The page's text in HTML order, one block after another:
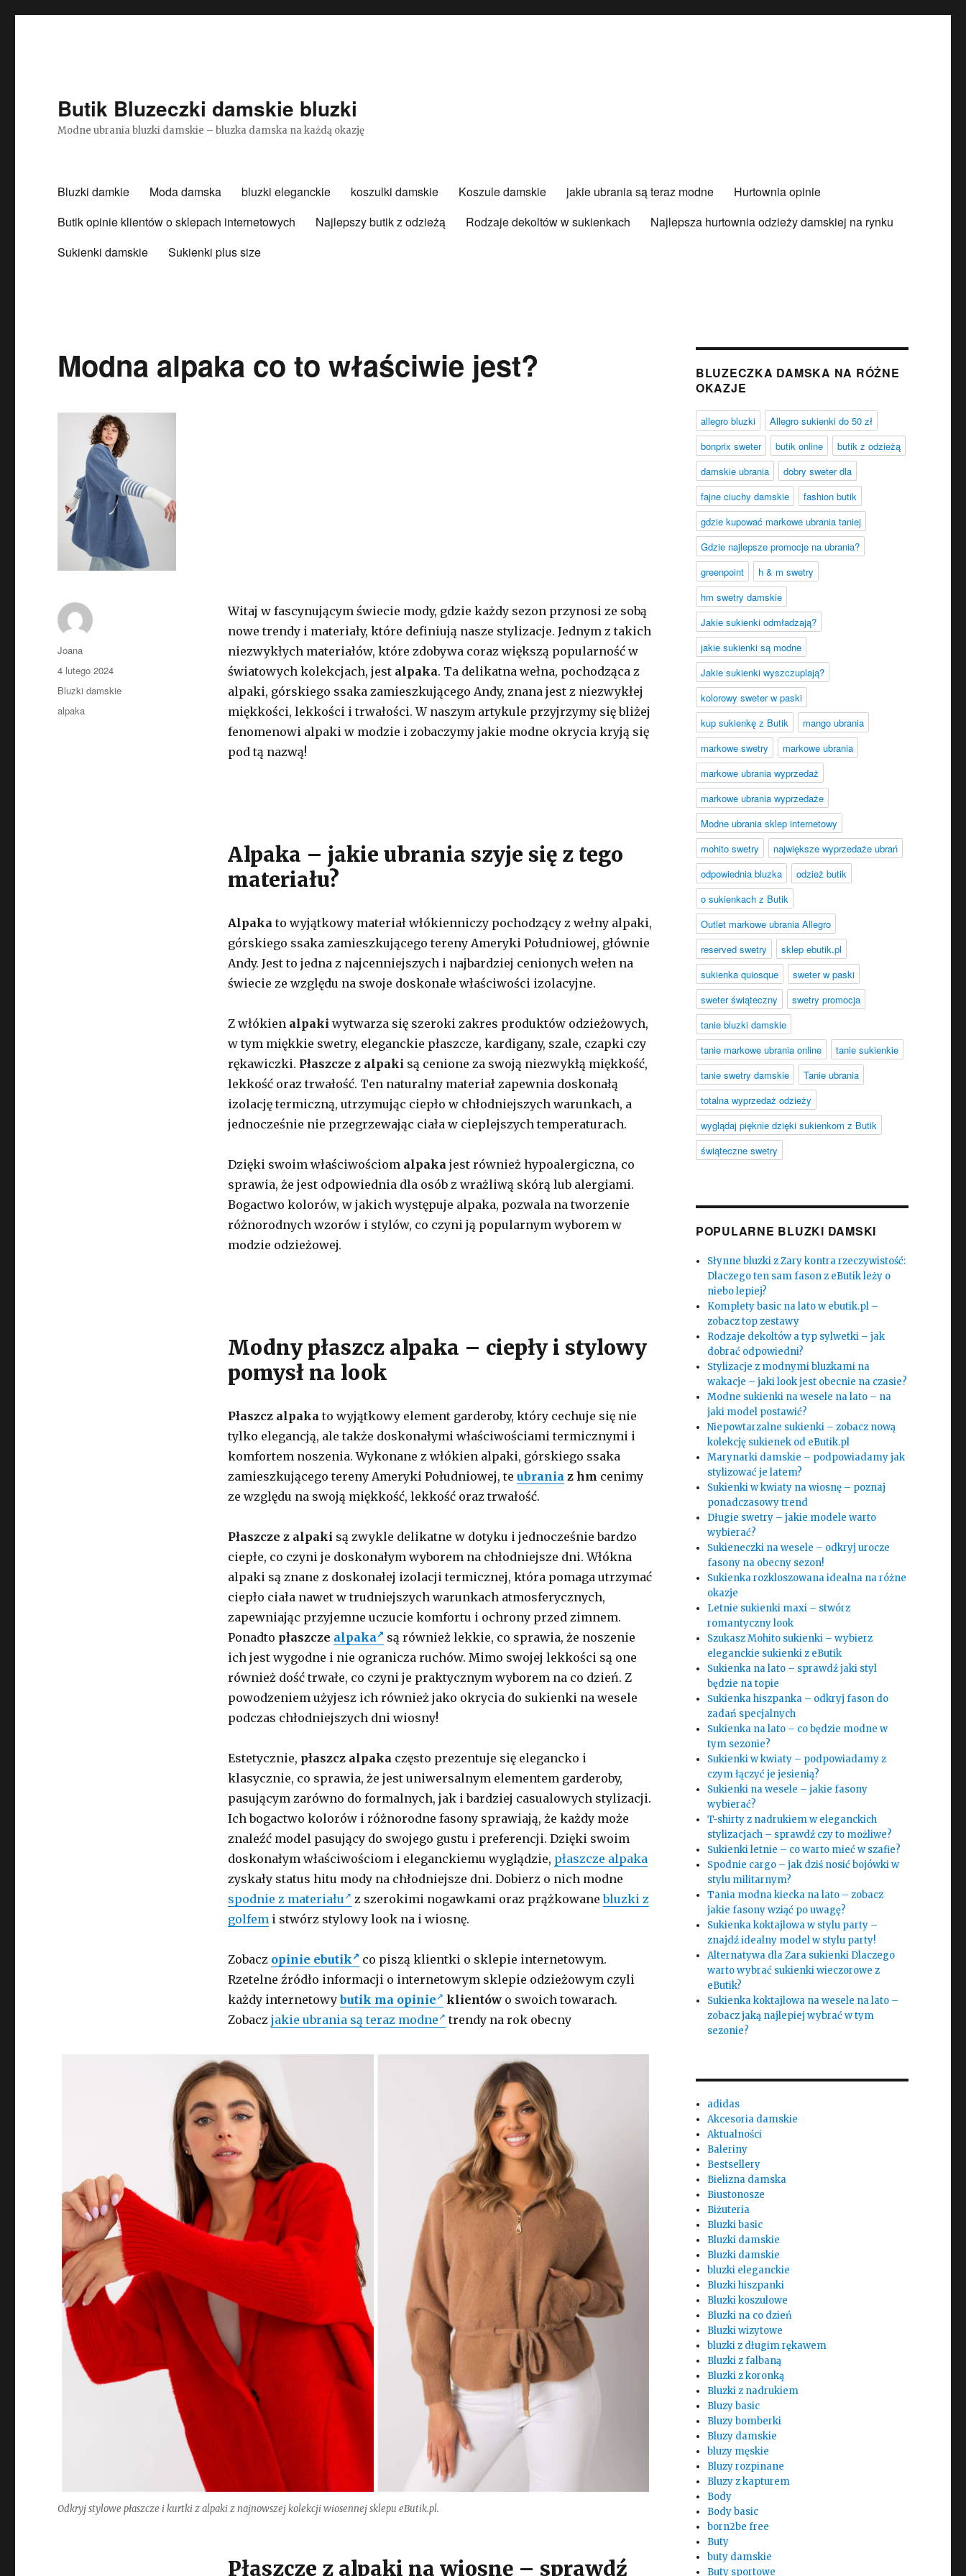
Butik Bluzeczki damskie bluzki
Modne ubrania bluzki damskie – bluzka damska na każdą okazję
Bluzki damkie Moda damska bluzki eleganckie koszulki damskie Koszule damskie jakie ubrania są teraz modne
Hurtownia opinie
Butik opinie klientów o sklepach internetowych
Najlepszy butik z odzieżą Rodzaje dekoltów w sukienkach
Najlepsza hurtownia odzieży damskiej na rynku
Sukienki damskie
Sukienki plus size
Modna alpaka co to właściwie jest?
Witaj w fascynującym świecie mody, gdzie każdy sezon przynosi ze sobą
nowe trendy i materiały, które definiują nasze stylizacje. Jednym z takich
niezwykłych materiałów, które zdobywa coraz większą popularność w
światowych kolekcjach, jest alpaka. Ta delikatna wełna, pochodząca z
alpaki, górskiego ssaka zamieszkującego Andy, znana jest z niezwykłej
miękkości, lekkości i trwałości. W naszym artykule przyjrzymy się bliżej
fenomenowi alpaki w modzie i zobaczymy jakie modne okrycia kryją się
pod tą nazwą!
Alpaka – jakie ubrania szyje się z tego
materiału?
Alpakato wyjątkowy materiał włókienniczy pochodzący z wełny alpaki,
górskiego ssaka zamieszkującego tereny Ameryki Południowej, głównie
Andy. Jest to jedna z najcenniejszych i najbardziej cenionych wełen na
świecie ze względu na swoje doskonałe właściwości izolacyjne.
Z włókien alpaki wytwarza się szeroki zakres produktów odzieżowych,
w tym miękkie swetry, eleganckie płaszcze, kardigany, szale, czapki czy
rękawiczki. Płaszcze z alpaki są cenione za swoją niezwykłą miękkość,
lekkość oraz trwałość. Ten naturalny materiał zapewnia doskonałą
izolację termiczną, utrzymując ciepło w chłodniejszych warunkach, a
jednocześnie nie przegrzewając ciała w cieplejszych temperaturach.
Dzięki swoim właściwościom alpakajest również hypoalergiczna, co
sprawia, że ​​jest odpowiednia dla osób z wrażliwą skórą lub alergiami.
Bogactwo kolorów, w jakich występuje alpaka, pozwala na tworzenie
różnorodnych wzorów i stylów, co czyni ją popularnym wyborem w
modzie odzieżowej.
Modny płaszcz alpaka – ciepły i stylowy
pomysł na look
Płaszcz alpakato wyjątkowy element garderoby, który cechuje się nie
tylko elegancją, ale także doskonałymi właściwościami termicznymi i
komfortem noszenia. Wykonane z włókien alpaki, górskiego ssaka
zamieszkującego tereny Ameryki Południowej, te ubraniaz hm cenimy
ze względu na swoją miękkość, lekkość oraz trwałość.
Płaszcze z alpaki są zwykle delikatne w dotyku i jednocześnie bardzo
ciepłe, co czyni je doskonałym wyborem na chłodniejsze dni. Włókna
alpaki są znane z doskonałej izolacji termicznej, która pomaga utrzymać
ciepło ciała nawet w trudniejszych warunkach atmosferycznych,
zapewniając przyjemne uczucie komfortu i ochrony przed zimnem.
Ponadto płaszcze alpaka
są również lekkie, co sprawia, że noszenie
ich jest wygodne i nie ogranicza ruchów. Mimo swojej lekkości są one
również dość trwałe, co czyni je praktycznym wyborem na co dzień. Z
powodzeniem użyjesz ich również jako okrycia do sukienki na wesele
podczas chłodniejszych dni wiosny!
Estetycznie, płaszcz alpakaczęsto prezentuje się elegancko i
klasycznie, co sprawia, że ​​jest uniwersalnym elementem garderoby,
pasującym zarówno do formalnych, jak i bardziej casualowych stylizacji.
Ich bogactwo kolorów i różnorodne fasony sprawiają, że każdy może
znaleźć model pasujący do swojego gustu i preferencji. Dzięki swoim
doskonałym właściwościom i eleganckiemu wyglądzie, płaszcze alpaka
zyskały status hitu mody na chłodniejsze dni. Dobierz o nich modne
spodnie z materiału
z szerokimi nogawkami oraz prążkowanebluzki z
golfemi stwórz stylowy look na i wiosnę.
Zobacz opinie ebutik
co piszą klientki o sklepie internetowym.
Rzetelne źródło informacji o internetowym sklepie odzieżowym czyli
każdy internetowybutik ma opinie klientówo swoich towarach.
Zobacz jakie ubrania są teraz modne trendy na rok obecny
Odkryj stylowe płaszcze i kurtki z alpaki z najnowszej kolekcji wiosennej sklepu eButik.pl.
Płaszcze z alpaki na wiosnę – sprawdź
Autor
Joana
Opublikowano
4 lutego 2024
Kategorie
Bluzki damskie
Tagi
alpaka
BLUZECZKA DAMSKA NA RÓŻNE
OKAZJE
allegro bluzki
Allegro sukienki do 50 zł
bonprix sweter
butik online
butik z odzieżą
damskie ubrania
dobry sweter dla
fajne ciuchy damskie
fashion butik
gdzie kupować markowe ubrania taniej
Gdzie najlepsze promocje na ubrania?
greenpoint
h & m swetry
hm swetry damskie
Jakie sukienki odmładzają?
jakie sukienki są modne
Jakie sukienki wyszczuplają?
kolorowy sweter w paski
kup sukienkę z Butik
mango ubrania
markowe swetry
markowe ubrania
markowe ubrania wyprzedaż
markowe ubrania wyprzedaże
Modne ubrania sklep internetowy
mohito swetry
największe wyprzedaże ubrań
odpowiednia bluzka
odzież butik
o sukienkach z Butik
Outlet markowe ubrania Allegro
reserved swetry
sklep ebutik.pl
sukienka quiosque
sweter w paski
sweter świąteczny
swetry promocja
tanie bluzki damskie
tanie markowe ubrania online
tanie sukienkie
tanie swetry damskie
Tanie ubrania
totalna wyprzedaż odzieży
wyglądaj pięknie dzięki sukienkom z Butik
świąteczne swetry
POPULARNE BLUZKI DAMSKI
Słynne bluzki z Zary kontra rzeczywistość:
Dlaczego ten sam fason z eButik leży o
niebo lepiej?
Komplety basic na lato w ebutik.pl –
zobacz top zestawy
Rodzaje dekoltów a typ sylwetki – jak
dobrać odpowiedni?
Stylizacje z modnymi bluzkami na
wakacje – jaki look jest obecnie na czasie?
Modne sukienki na wesele na lato – na
jaki model postawić?
Niepowtarzalne sukienki – zobacz nową
kolekcję sukienek od eButik.pl
Marynarki damskie – podpowiadamy jak
stylizować je latem?
Sukienki w kwiaty na wiosnę – poznaj
ponadczasowy trend
Długie swetry – jakie modele warto
wybierać?
Sukieneczki na wesele – odkryj urocze
fasony na obecny sezon!
Sukienka rozkloszowana idealna na różne
okazje
Letnie sukienki maxi – stwórz
romantyczny look
Szukasz Mohito sukienki – wybierz
eleganckie sukienki z eButik
Sukienka na lato – sprawdź jaki styl
będzie na topie
Sukienka hiszpanka – odkryj fason do
zadań specjalnych
Sukienka na lato – co będzie modne w
tym sezonie?
Sukienki w kwiaty – podpowiadamy z
czym łączyć je jesienią?
Sukienki na wesele – jakie fasony
wybierać?
T-shirty z nadrukiem w eleganckich
stylizacjach – sprawdź czy to możliwe?
Sukienki letnie – co warto mieć w szafie?
Spodnie cargo – jak dziś nosić bojówki w
stylu militarnym?
Tania modna kiecka na lato – zobacz
jakie fasony wziąć po uwagę?
Sukienka koktajlowa w stylu party –
znajdź idealny model w stylu party!
Alternatywa dla Zara sukienki Dlaczego
warto wybrać sukienki wieczorowe z
eButik?
Sukienka koktajlowa na wesele na lato –
zobacz jaką najlepiej wybrać w tym
sezonie?
adidas
Akcesoria damskie
Aktualności
Baleriny
Bestsellery
Bielizna damska
Biustonosze
Biżuteria
Bluzki basic
Bluzki damskie
Bluzki damskie
bluzki eleganckie
Bluzki hiszpanki
Bluzki koszulowe
Bluzki na co dzień
Bluzki wizytowe
bluzki z długim rękawem
Bluzki z falbaną
Bluzki z koronką
Bluzki z nadrukiem
Bluzy basic
Bluzy bomberki
Bluzy damskie
bluzy męskie
Bluzy rozpinane
Bluzy z kapturem
Body
Body basic
born2be free
Buty
buty damskie
Buty sportowe